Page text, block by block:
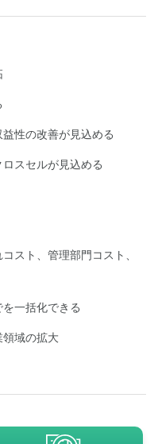
性の改善が見込める
スセルが見込める
スト、管理部門コスト、
一括化できる
域の拡大